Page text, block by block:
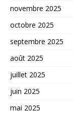
novembre 2025
octobre 2025
septembre 2025
août 2025
juillet 2025
juin 2025
mai 2025